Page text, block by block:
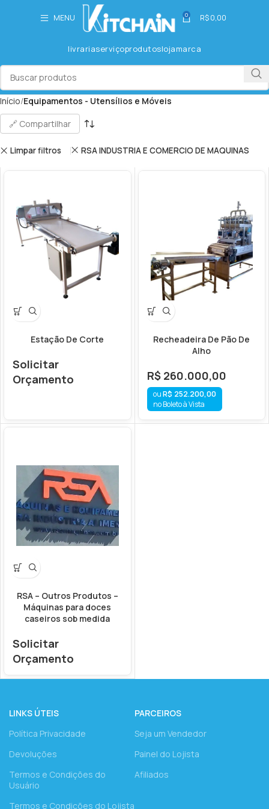
MENU 0 R$0,00
livrariaserviçoprodutoslojamarca
Início Equipamentos - Utensílios e Móveis
🔗 Compartilhar
Limpar filtros RSA INDUSTRIA E COMERCIO DE MAQUINAS
Estação De Corte
Solicitar
Orçamento
Recheadeira De Pão De
Alho
R$260.000,00
R$ 252.200,00
no Boleto à Vista
RSA – Outros Produtos –
Máquinas para doces
caseiros sob medida
Solicitar
Orçamento
LINKS ÚTEIS
Política Privacidade
Devoluções
Termos e Condições do
Usuário
Termos e Condições do Lojista
PARCEIROS
Seja um Vendedor
Painel do Lojista
Afiliados